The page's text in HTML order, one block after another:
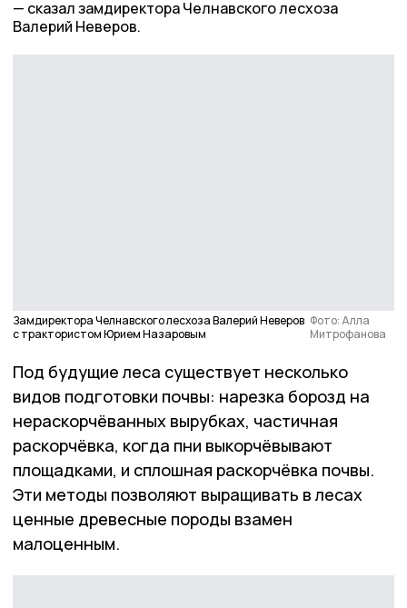
сказал замдиректора Челнавского лесхоза
Валерий Неверов.
Замдиректора Челнавского лесхоза Валерий Неверов
с трактористом Юрием Назаровым
Фото: Алла
Митрофанова
Под будущие леса существует несколько
видов подготовки почвы: нарезка борозд на
нераскорчёванных вырубках, частичная
раскорчёвка, когда пни выкорчёвывают
площадками, и сплошная раскорчёвка почвы.
Эти методы позволяют выращивать в лесах
ценные древесные породы взамен
малоценным.